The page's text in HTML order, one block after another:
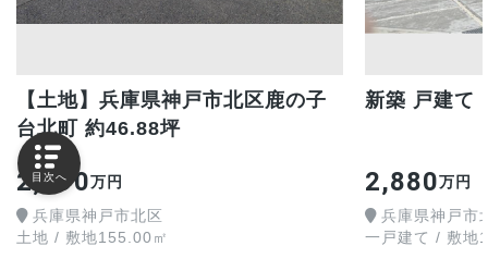
【土地】兵庫県神戸市北区鹿の子
台北町 約46.88坪
2,190万円
兵庫県神戸市北区
土地 / 敷地155.00㎡
新築 戸建て
2,880万円
兵庫県神戸市
一戸建て / 敷地
目次へ